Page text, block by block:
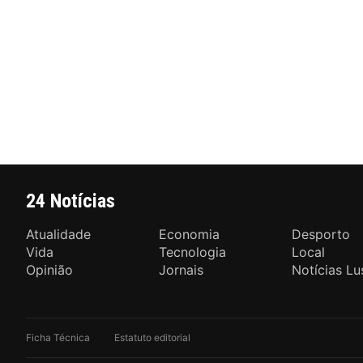
24 Notícias
Atualidade Economia
Desporto
Vida
Tecnologia
Local
Opinião
Jornais Notícias
Ficha Técnica Estatuto editorial